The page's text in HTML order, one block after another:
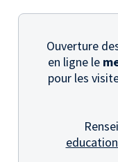
Ouverture
en ligne le
pour les